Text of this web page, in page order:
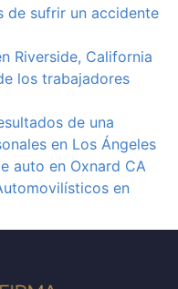
de sufrir un accidente
Riverside, California
los trabajadores
de una
en Los Ángeles
auto en Oxnard CA
en